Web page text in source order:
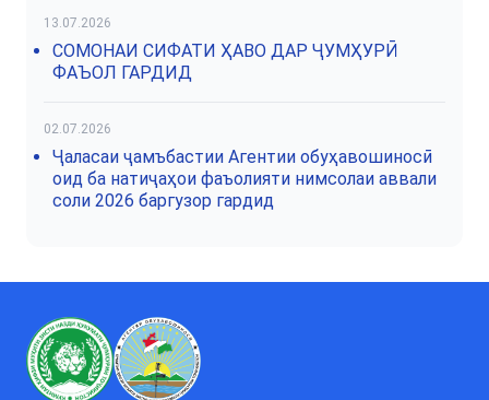
13.07.2026
СОМОНАИ СИФАТИ ҲАВО ДАР ҶУМҲУРӢ
ФАЪОЛ ГАРДИД
02.07.2026
Ҷаласаи ҷамъбастии Агентии обуҳавошиносӣ
оид ба натиҷаҳои фаъолияти нимсолаи аввали
соли 2026 баргузор гардид